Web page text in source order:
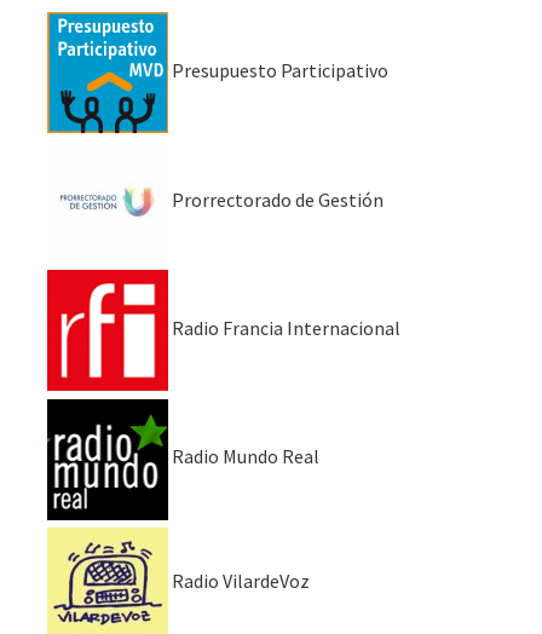
Presupuesto Participativo
Prorrectorado de Gestión
Radio Francia Internacional
Radio Mundo Real
Radio VilardeVoz